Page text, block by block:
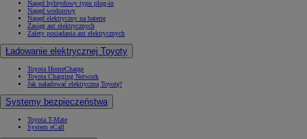
Napęd hybrydowy typu plug-in
Napęd wodorowy
Napęd elektryczny na baterię
Zasięg aut elektrycznych
Zalety posiadania aut elektrycznych
Ładowanie elektrycznej Toyoty
Toyota HomeCharge
Toyota Charging Network
Jak naładować elektryczną Toyotę?
Systemy bezpieczeństwa
Toyota T-Mate
System eCall